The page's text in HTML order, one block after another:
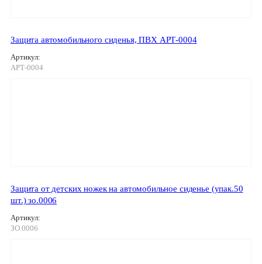
Защита автомобильного сиденья, ПВХ АРТ-0004
Артикул:
АРТ-0004
Защита от детских ножек на автомобильное сиденье (упак.50
шт.) зо.0006
Артикул:
ЗО.0006